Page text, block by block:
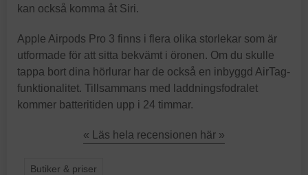
kan också komma åt Siri.
Apple Airpods Pro 3 finns i flera olika storlekar som är
utformade för att sitta bekvämt i öronen. Om du skulle
tappa bort dina hörlurar har de också en inbyggd AirTag-
funktionalitet. Tillsammans med laddningsfodralet
kommer batteritiden upp i 24 timmar.
« Läs hela recensionen här »
Butiker & priser